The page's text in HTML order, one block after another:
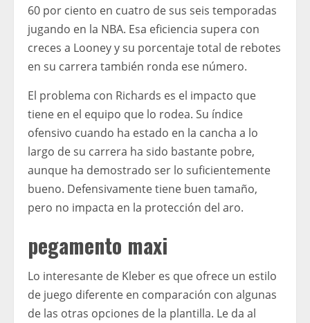
60 por ciento en cuatro de sus seis temporadas
jugando en la NBA. Esa eficiencia supera con
creces a Looney y su porcentaje total de rebotes
en su carrera también ronda ese número.
El problema con Richards es el impacto que
tiene en el equipo que lo rodea. Su índice
ofensivo cuando ha estado en la cancha a lo
largo de su carrera ha sido bastante pobre,
aunque ha demostrado ser lo suficientemente
bueno. Defensivamente tiene buen tamaño,
pero no impacta en la protección del aro.
pegamento maxi
Lo interesante de Kleber es que ofrece un estilo
de juego diferente en comparación con algunas
de las otras opciones de la plantilla. Le da al